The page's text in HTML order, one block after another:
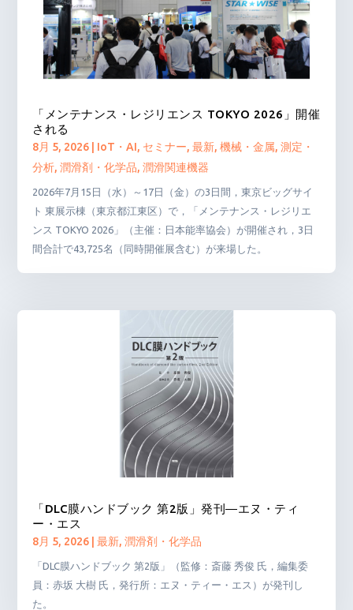
「メンテナンス・レジリエンス TOKYO 2026」開催
される
8月 5, 2026 IoT・AI, セミナー,最新,機械・金属,測定・
分析,潤滑剤・化学品,潤滑関連機器
2026年7月15日（水）～17日（金）の3日間，東京ビッグサイ
ト 東展示棟（東京都江東区）で，「メンテナンス・レジリエ
ンス TOKYO 2026」（主催：日本能率協会）が開催され，3日
間合計で43,725名（同時開催展含む）が来場した。
「DLC膜ハンドブック 第2版」発刊―エヌ・ティ
ー・エス
8月 5, 2026 |最新,潤滑剤・化学品
「DLC膜ハンドブック 第2版」（監修：斎藤 秀俊 氏，編集委
員：赤坂 大樹 氏，発行所：エヌ・ティー・エス）が発刊し
た。